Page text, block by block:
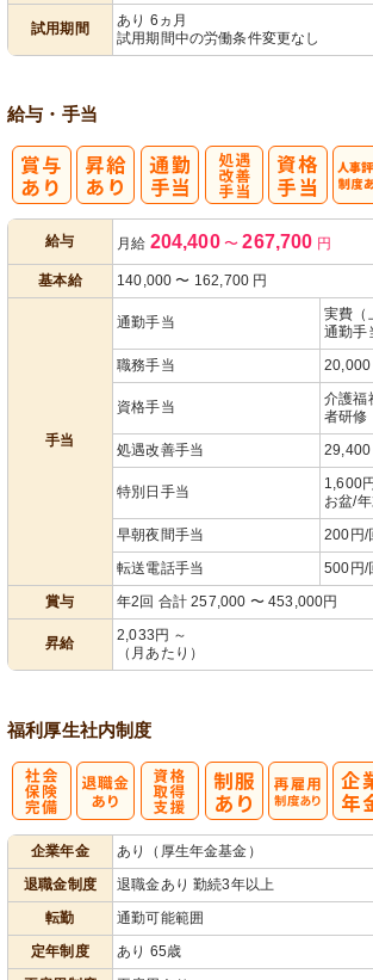
試用期間
あり 6ヵ月
試用期間中の労働条件変更なし
給与・手当
給与 月給 204,400 〜 267,700 円
基本給 140,000 〜 162,700 円
手当
通勤手当
実費（
通勤手
職務手当
20,000
資格手当
介護
者研修
処遇改善手当
29,400
特別日手当
1,600
お盆/
早朝夜間手当
200円/
転送電話手当
500円/
賞与
年2回 合計 257,000 〜 453,000円
昇給
2,033円 ～
（月あたり）
福利厚生社内制度
企業年金
あり（厚生年金基金）
退職金制度
退職金あり 勤続3年以上
転勤
通勤可能範囲
定年制度
あり 65歳